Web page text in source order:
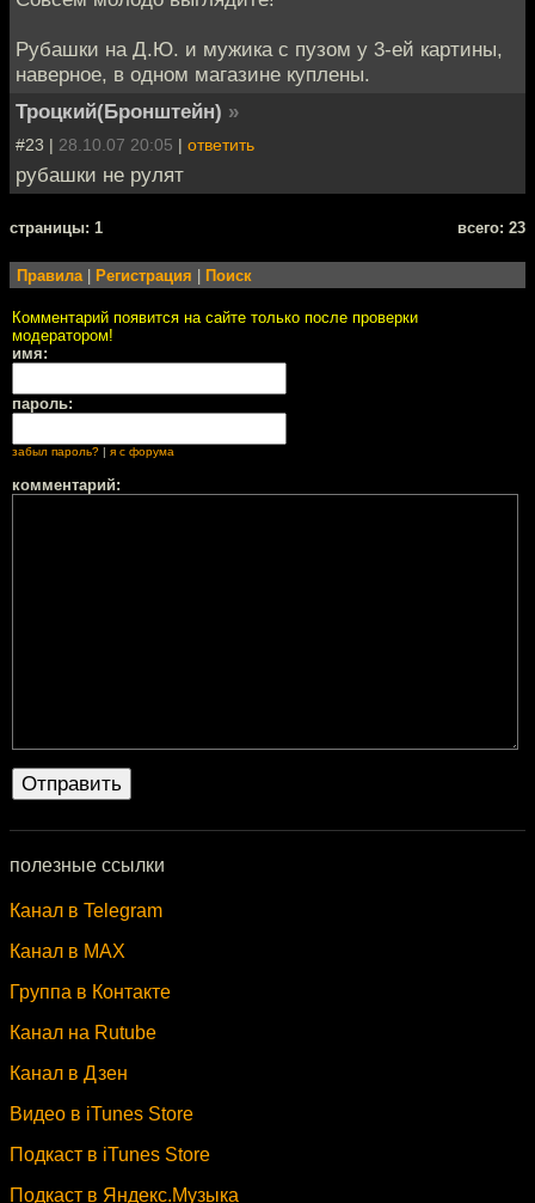
Рубашки на Д.Ю. и мужика с пузом у 3-ей картины,
наверное, в одном магазине куплены.
Троцкий(Бронштейн) »
#23 | 28.10.07 20:05 | ответить
рубашки не рулят
cтраницы: 1 всего: 23
Правила| Регистрация Поиск
Комментарий появится на сайте только после проверки
модератором!
имя:
пароль:
забыл пароль? | я с форума
комментарий:
полезные ссылки
Канал в Telegram
Канал в MAX
Группа в Контакте
Канал на Rutube
Канал в Дзен
Видео в iTunes Store
Подкаст в iTunes Store
Подкаст в Яндекс.Музыка